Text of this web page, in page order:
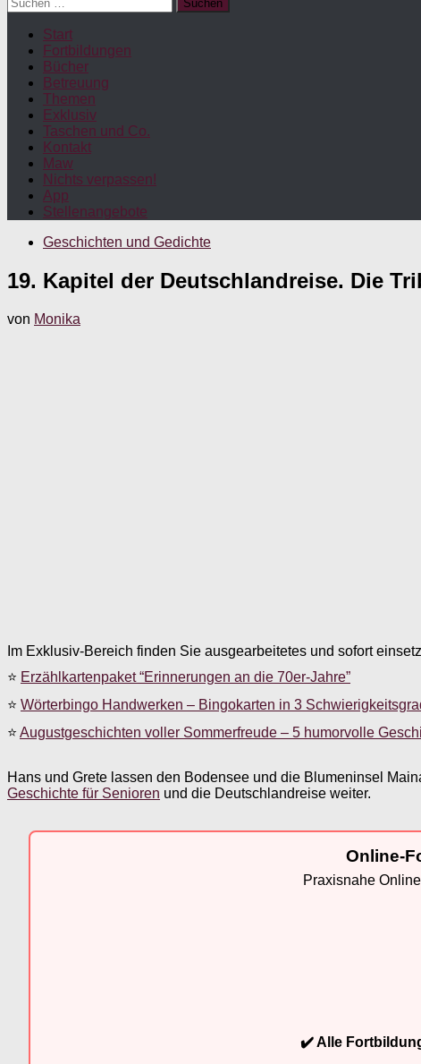
nach:
Start
Fortbildungen
Bücher
Betreuung
Themen
Exklusiv
Taschen und Co.
Kontakt
Maw
Nichts verpassen!
App
Stellenangebote
Geschichten und Gedichte
19. Kapitel der Deutschlandreise. Die
von Monika
Im Exklusiv-Bereich finden Sie ausgearbeitetes und sofort
⭐ Erzählkartenpaket “Erinnerungen an die 70er-Jahre”
⭐ Wörterbingo Handwerken – Bingokarten in 3
⭐ Augustgeschichten voller Sommerfreude – 5 humorvolle
Hans und Grete lassen den Bodensee und die Blumeninsel
Geschichte für Senioren und die Deutschlandreise weiter.
Online-
Praxisnahe
✔️ Alle